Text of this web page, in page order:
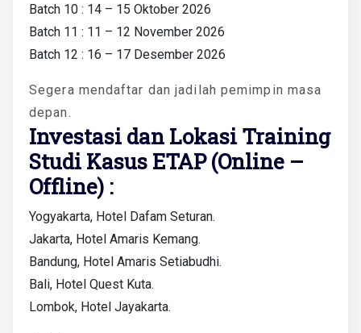
Batch 10 : 14 – 15 Oktober 2026
Batch 11 : 11 – 12 November 2026
Batch 12 : 16 – 17 Desember 2026
Segera mendaftar dan jadilah pemimpin masa
depan.
Investasi dan Lokasi Training
Studi Kasus ETAP (Online –
Offline) :
Yogyakarta, Hotel Dafam Seturan.
Jakarta, Hotel Amaris Kemang.
Bandung, Hotel Amaris Setiabudhi.
Bali, Hotel Quest Kuta.
Lombok, Hotel Jayakarta.